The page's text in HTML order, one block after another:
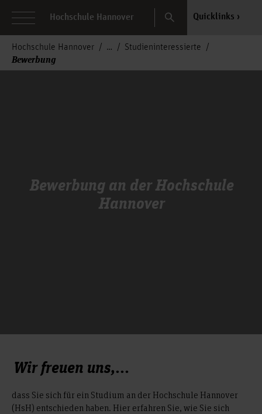
Hochschule Hannover Search Quicklinks
Hochschule Hannover Studieninteressierte
Bewerbung
Bewerbung an der Hochschule
Hannover
Wir freuen uns,...
dass Sie sich für ein Studium an der Hochschule Hannover
(HsH) entschieden haben. Hier erfahren Sie, wie Sie sich